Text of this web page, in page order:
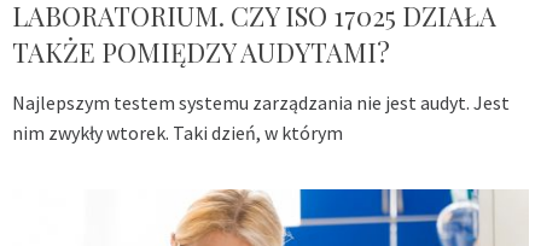
LABORATORIUM. CZY ISO 17025 DZIAŁA
TAKŻE POMIĘDZY AUDYTAMI?
Najlepszym testem systemu zarządzania nie jest audyt. Jest
nim zwykły wtorek. Taki dzień, w którym